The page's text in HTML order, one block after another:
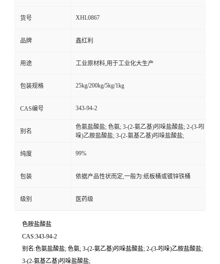
货号 XHL0867
品牌 鑫红利
用途 工业原材料,用于工业化大生产
包装规格 25kg/200kg/5kg/1kg
CAS编号 343-94-2
别名
色氨盐酸盐; 色氨; 3-(2-氨乙基)吲哚盐酸盐; 2-(3-吲
哚)乙胺盐酸盐; 3-(2-氨基乙基)吲哚盐酸盐;
纯度 99%
包装 依据产品性状而定,一般为:纸板桶或镀锌铁桶
级别 医药级
色胺盐酸盐
CAS:343-94-2
别名:色氨盐酸盐; 色氨; 3-(2-氨乙基)吲哚盐酸盐; 2-(3-吲哚)乙胺盐酸盐;
3-(2-氨基乙基)吲哚盐酸盐;